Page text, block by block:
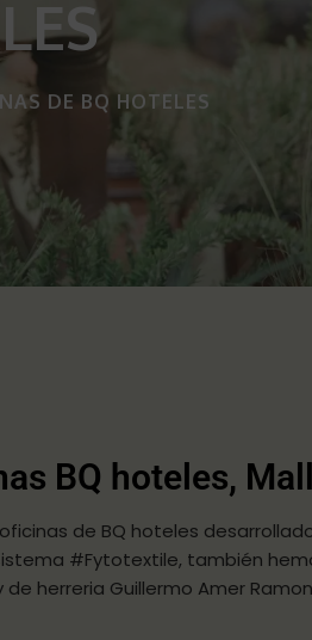
DE BQ HOTELES
BQ hoteles,
de BQ hoteles
#Fytotextile, también
herreria Guillermo Amer